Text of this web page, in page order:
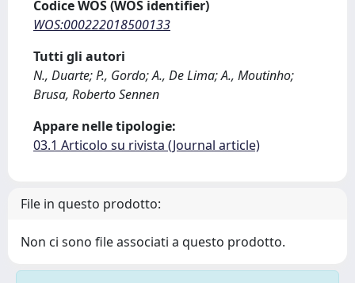
Codice WOS (WOS identifier)
WOS:000222018500133
Tutti gli autori
N., Duarte; P., Gordo; A., De Lima; A., Moutinho;
Brusa, Roberto Sennen
Appare nelle tipologie:
03.1 Articolo su rivista (Journal article)
File in questo prodotto:
Non ci sono file associati a questo prodotto.